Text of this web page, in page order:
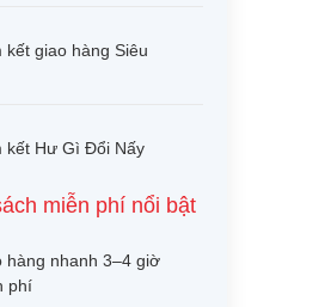
kết giao hàng Siêu
kết Hư Gì Đổi Nấy
miễn phí nổi bật
hàng nhanh 3–4 giờ
phí